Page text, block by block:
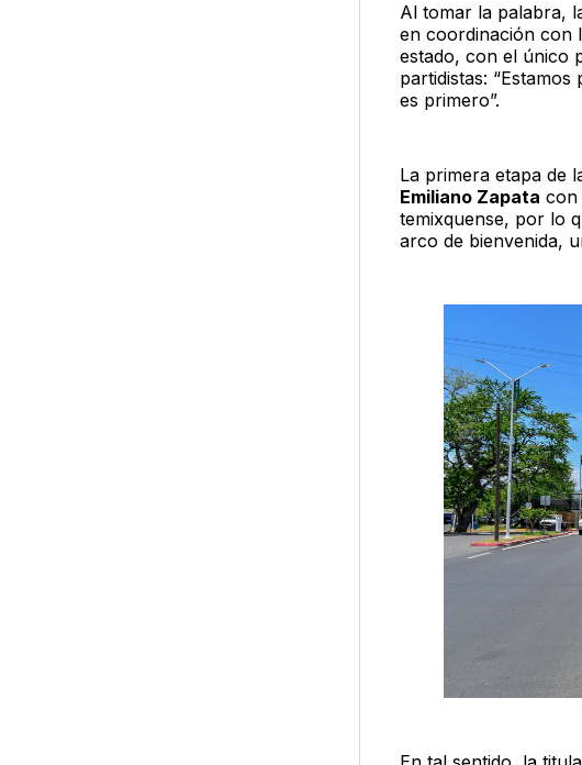
Al tomar la palabra,
en coordinación con
estado, con el único
partidistas:
es primero”.
La primera etapa de
Emiliano Zapata con
temixquense, por lo
arco de bienvenida,